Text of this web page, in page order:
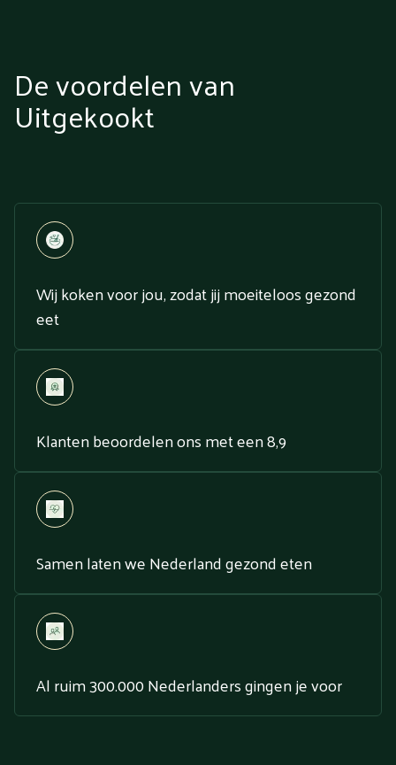
De voordelen van
Uitgekookt
Wij koken voor jou, zodat jij moeiteloos gezond
eet
Klanten beoordelen ons met een 8,9
Samen laten we Nederland gezond eten
Al ruim 300.000 Nederlanders gingen je voor